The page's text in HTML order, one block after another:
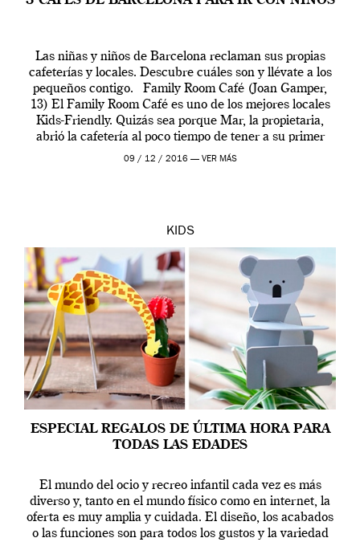
Las niñas y niños de Barcelona reclaman sus propias
cafeterías y locales. Descubre cuáles son y llévate a los
pequeños contigo. Family Room Café (Joan Gamper,
13) El Family Room Café es uno de los mejores locales
Kids-Friendly. Quizás sea porque Mar, la propietaria,
abrió la cafetería al poco tiempo de tener a su primer
[…]
09 / 12 / 2016 — VER MÁS
KIDS
ESPECIAL REGALOS DE ÚLTIMA HORA PARA
TODAS LAS EDADES
El mundo del ocio y recreo infantil cada vez es más
diverso y, tanto en el mundo físico como en internet, la
oferta es muy amplia y cuidada. El diseño, los acabados
o las funciones son para todos los gustos y la variedad